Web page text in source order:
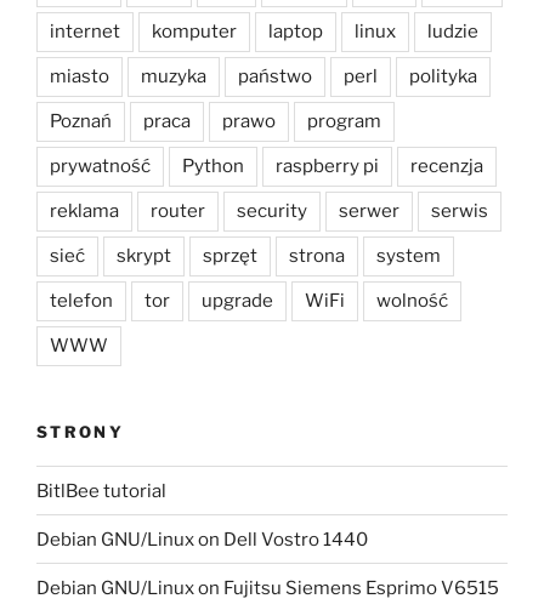
internet komputer laptop linux ludzie
miasto muzyka państwo perl polityka
Poznań praca prawo program
prywatność Python raspberry pi recenzja
reklama router security serwer serwis
sieć skrypt sprzęt strona system
telefon tor upgrade WiFi wolność
WWW
STRONY
BitlBee tutorial
Debian GNU/Linux on Dell Vostro 1440
Debian GNU/Linux on Fujitsu Siemens Esprimo V6515